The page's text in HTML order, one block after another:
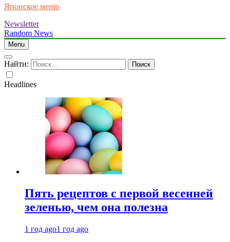
Японское меню
Newsletter
Random News
Menu
Найти:
Headlines
Пять рецептов с первой весенней
зеленью, чем она полезна
1 год ago1 год ago